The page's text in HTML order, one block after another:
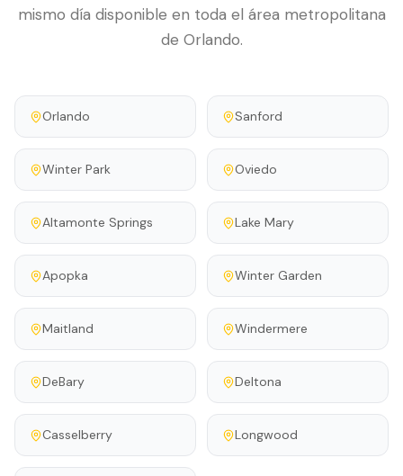
mismo día disponible en toda el área metropolitana
de Orlando.
Orlando Sanford
Winter Park Oviedo
Altamonte Springs Lake Mary
Apopka Winter Garden
Maitland Windermere
DeBary Deltona
Casselberry Longwood